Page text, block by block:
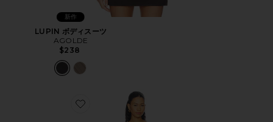
新作
LUPIN ボディスーツ
AGOLDE
$238